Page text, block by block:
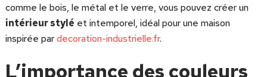
comme le bois, le métal et le verre, vous pouvez créer un
intérieur stylé et intemporel, idéal pour une maison
inspirée pardecoration-industrielle.fr.
L’importance des couleurs